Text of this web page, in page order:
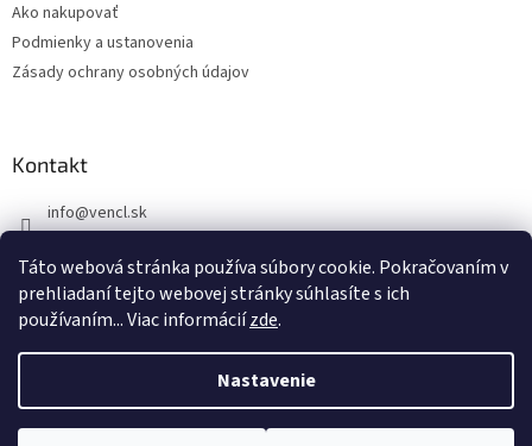
Táto webová stránka používa súbory cookie. Pokračovaním v
prehliadaní tejto webovej stránky súhlasíte s ich
používaním... Viac informáciízde.
Nastavenie
Ako nakupovať
Podmienky a ustanovenia
Zásady ochrany osobných údajov
Kontakt
info@vencl.sk
Vytvoril Shoptet